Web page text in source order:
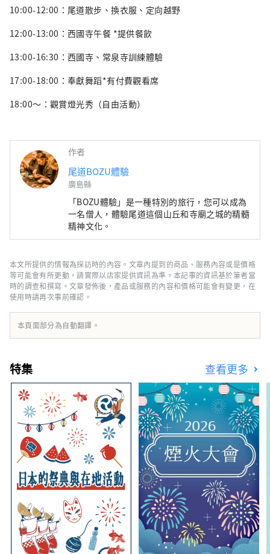
10:00-12:00：尾道散步、換衣服、定向越野
12:00-13:00：西國寺午餐 *提供餐飲
13:00-16:30：西國寺、常泉寺訓練體驗
17:00-18:00：奉獻舞蹈*有付費觀看席
18:00～：觀賞燈光秀（自由活動）
作者
尾道BOZU體驗
廣島縣
「BOZU體驗」是一種特別的旅行，您可以成為
一名僧人，體驗尾道這個山丘和寺廟之城的精髓
精神文化。
本文所提供的情報為採訪時的內容。文章內提到的商品、服務內容或是價格
等可能會有所更動，請實際以店家提供資訊為準。本記事的資訊基於筆者當
時的調查和撰寫。文章發佈後，產品或服務的內容和價格可能會有變更，在
使用時請再次事前確認。
本頁面部分為自動翻譯。
特集 查看更多